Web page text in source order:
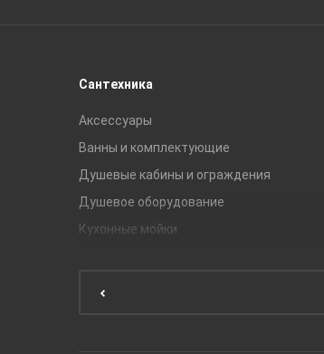
Сантехника
Аксессуары
Ванны и комплектующие
Душевые кабины и ограждения
Душевое оборудование
Кухонные мойки